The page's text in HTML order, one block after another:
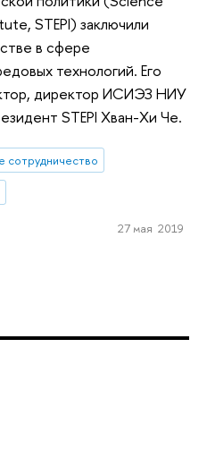
STEPI) заключили
в сфере
технологий. Его
директор ИСИЭЗ НИУ
STEPI Хван-Хи Че.
сотрудничество
27 мая 2019